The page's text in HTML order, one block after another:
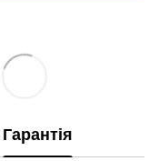
Гарантія